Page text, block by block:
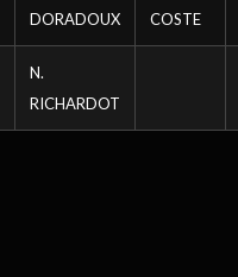
DORADOUX
COSTE
N.
RICHARDOT